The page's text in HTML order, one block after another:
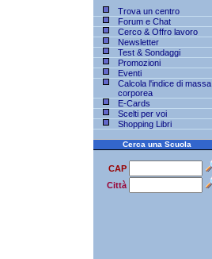
Trova un centro
Forum e Chat
Cerco & Offro lavoro
Newsletter
Test & Sondaggi
Promozioni
Eventi
Calcola l'indice di massa
corporea
E-Cards
Scelti per voi
Shopping Libri
Cerca una Scuola
CAP
Città